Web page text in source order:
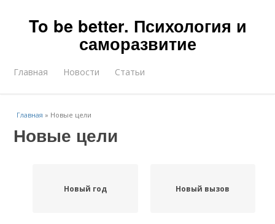
To be better. Психология и
саморазвитие
Главная Новости Статьи
Главная » Новые цели
Новые цели
Новый год Новый вызов